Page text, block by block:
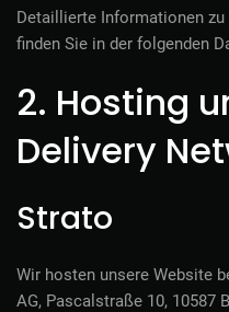
Detaillierte Informationen
finden Sie in der folgenden
2. Hosting
Delivery
Strato
Wir hosten unsere Website
AG, Pascalstraße 10, 10587